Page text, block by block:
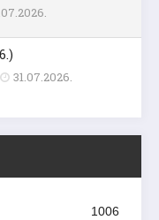
31.07.2026.
1006